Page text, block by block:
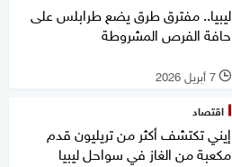
ليبيا.. مفترق طرق يضع طرابلس على
حافة الفرص المشروطة
l 7 أبريل 2026
اقتصاد
إيني تكتشف أكثر من تريليون قدم
مكعبة من الغاز في سواحل ليبيا